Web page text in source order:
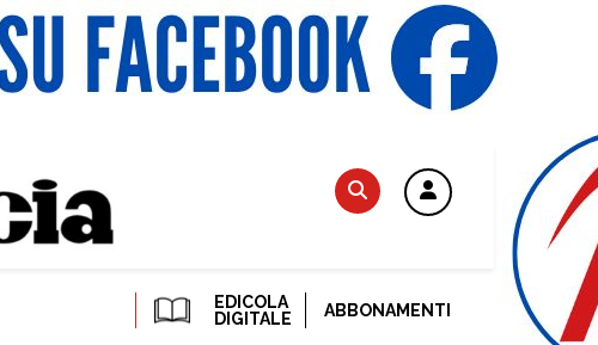
EDICOLA
DIGITALE
ABBONAMENTI